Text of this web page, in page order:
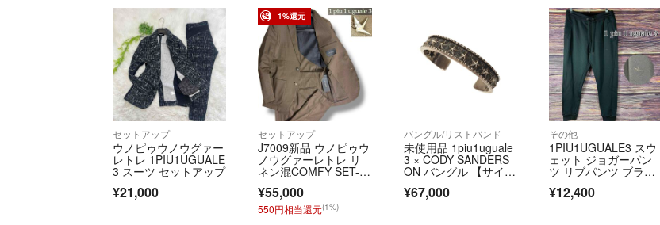
セットアップ
ウノピゥウノウグァー
レトレ 1PIU1UGUALE
3 スーツ セットアップ
¥21,000
1%還元
セットアップ
J7009新品 ウノピゥウ
ノウグァーレトレ リ
ネン混COMFY SET-U
¥55,000
550円相当還元(1%)
バングル/リストバンド
未使用品 1piu1uguale
3 × CODY SANDERS
ON バングル 【サイ
5 定価181500円 MRG
¥67,000
その他
1PIU1UGUALE3 スウ
ェット ジョガーパン
ツ リブパンツ ブラッ
¥12,400